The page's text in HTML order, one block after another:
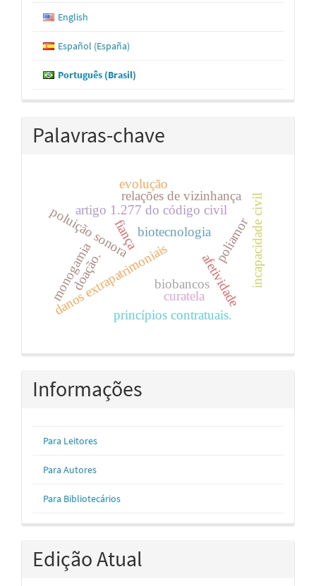
English
Español (España)
Português (Brasil)
Palavras-chave
danos extrapatrimoniais
poluição sonora biotecnologia
biobancosafetividade
monogamia
poliamorincapacidade civil
curatela
artigo 1.277 do código civil
relações de vizinhança
fiança
doação.
princípios contratuais.
evolução
Informações
Para Leitores
Para Autores
Para Bibliotecários
Edição Atual